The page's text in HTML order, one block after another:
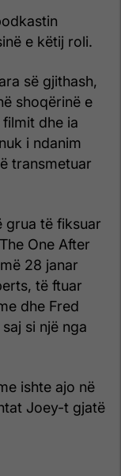
e këtij roli.
së gjithash,
shoqërinë e
dhe ia
i ndanim
transmetuar
grua të fiksuar
One After
28 janar
të ftuar
dhe Fred
si një nga
ishte ajo në
Joey-t gjatë